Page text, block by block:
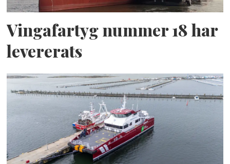
Vingafartyg nummer 18 har
levererats